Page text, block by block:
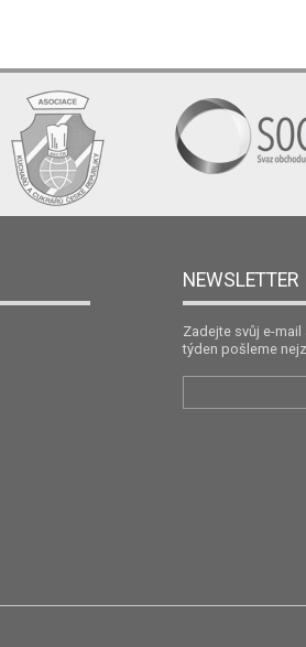
NEWSLETTER
Zadejte svůj e-mail
týden pošleme